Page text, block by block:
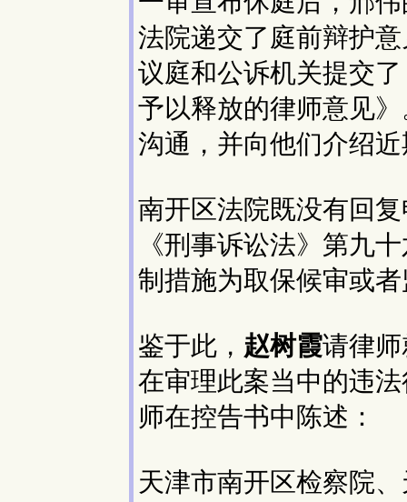
法院递交了庭前辩护
议庭和公诉机关提交
予以释放的律师意见
沟通，并向他们介绍
南开区法院既没有回
《刑事诉讼法》第九
制措施为取保候审或
鉴于此， 赵树霞请律
在审理此案当中的违
师在控告书中陈述：
天津市南开区检察院